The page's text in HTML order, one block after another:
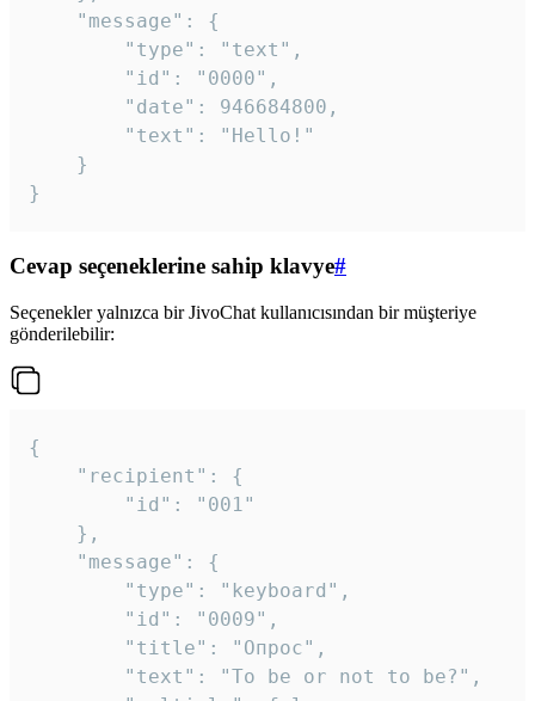
}
Cevap seçeneklerine sahip klavye#
Seçenekler yalnızca bir JivoChat kullanıcısından bir müşteriye
gönderilebilir:
{